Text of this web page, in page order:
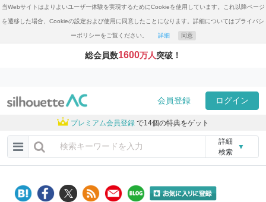
当Webサイトはよりよいユーザー体験を実現するためにCookieを使用しています。これ以降ページ
を遷移した場合、Cookieの設定および使用に同意したことになります。詳細についてはプライバシ
ーポリシーをご覧ください。 詳細 同意
総会員数1600万人突破！
会員登録 ログイン
プレミアム会員登録 で14個の特典をゲット
詳細
検索
▼